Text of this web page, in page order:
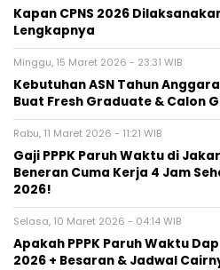
Kapan CPNS 2026
Lengkapnya
Minggu, 15 Maret 2026 - 23:31 WIB
Kebutuhan ASN Tahun
Buat Fresh Graduate & Calon
Rabu, 11 Maret 2026 - 11:21 WIB
Gaji PPPK Paruh Waktu di
Beneran Cuma Kerja 4 Jam
2026!
Selasa, 10 Maret 2026 - 04:14 WIB
Apakah PPPK Paruh Waktu
2026 + Besaran & Jadwal